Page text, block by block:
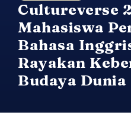
Cultureverse
Mahasiswa
Bahasa
Rayakan
Budaya Dunia